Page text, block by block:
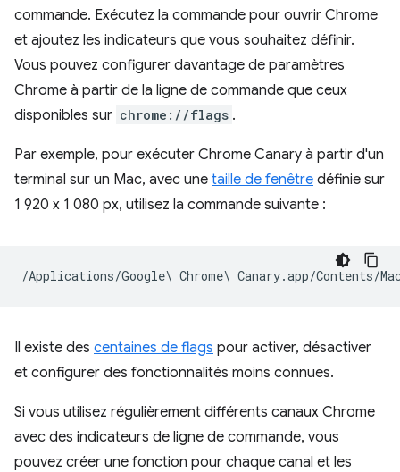
commande. Exécutez la commande pour ouvrir Chrome
et ajoutez les indicateurs que vous souhaitez définir.
Vous pouvez configurer davantage de paramètres
Chrome à partir de la ligne de commande que ceux
disponibles sur chrome://flags .
Par exemple, pour exécuter Chrome Canary à partir d'un
terminal sur un Mac, avec une taille de fenêtre définie sur
1 920 x 1 080 px, utilisez la commande suivante :
Il existe des centaines de flags pour activer, désactiver
et configurer des fonctionnalités moins connues.
Si vous utilisez régulièrement différents canaux Chrome
avec des indicateurs de ligne de commande, vous
pouvez créer une fonction pour chaque canal et les